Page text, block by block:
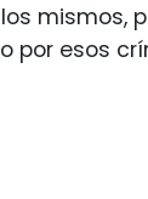
mismos,
por esos